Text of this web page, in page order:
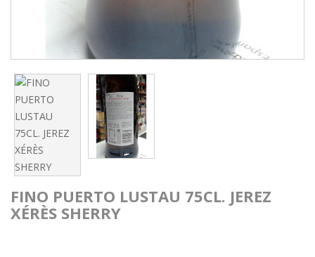
FINO PUERTO LUSTAU 75CL. JEREZ
XÉRÈS SHERRY